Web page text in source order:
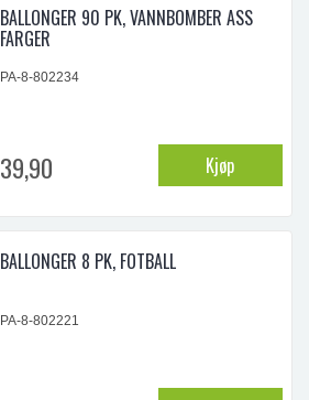
BALLONGER 90 PK, VANNBOMBER ASS
FARGER
PA-8-802234
39,90 Kjøp
BALLONGER 8 PK, FOTBALL
PA-8-802221